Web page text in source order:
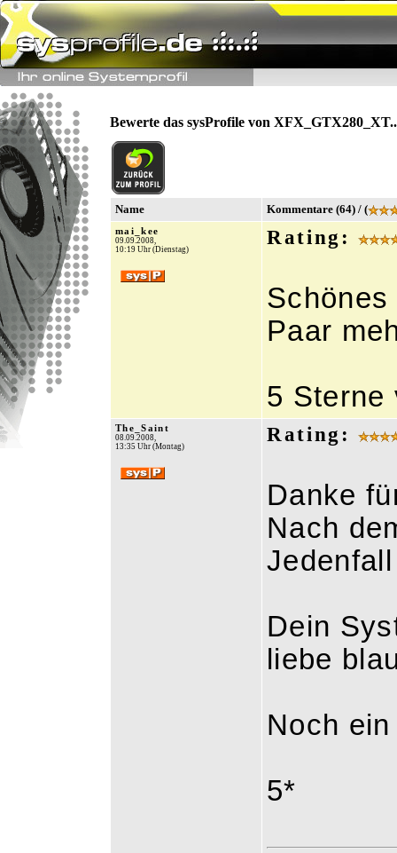
Bewerte das sysProfile von
Name Kommentare (64) / (
mai_kee
09.09.2008,
10:19 Uhr (Dienstag)
Rating:
Paar
5 Sterne
The_Saint
08.09.2008,
13:35 Uhr (Montag)
Rating:
Danke
Nach
Dein
liebe
Noch
5*